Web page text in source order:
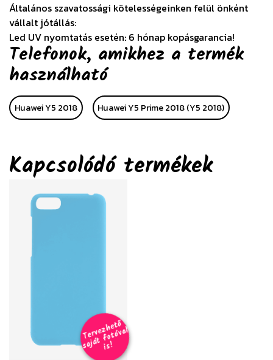
Általános szavatossági kötelességeinken felül önként
vállalt jótállás:
Led UV nyomtatás esetén: 6 hónap kopásgarancia!
Telefonok, amikhez a termék
használható
Huawei Y5 2018 Huawei Y5 Prime 2018 (Y5 2018)
Kapcsolódó termékek
T
er
v
e
z
h
e
t
ő
s
aj
á
t
f
o
t
ó
v
al
i
s
!